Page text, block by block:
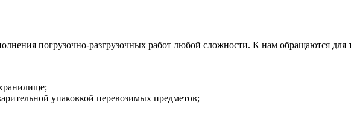
погрузочно-разгрузочных работ любой сложности. К нам обращаются
упаковкой перевозимых предметов;